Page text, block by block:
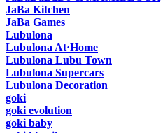
JaBa Kitchen
JaBa Games
Lubulona
Lubulona At·Home
Lubulona Lubu Town
Lubulona Supercars
Lubulona Decoration
goki
goki evolution
goki baby